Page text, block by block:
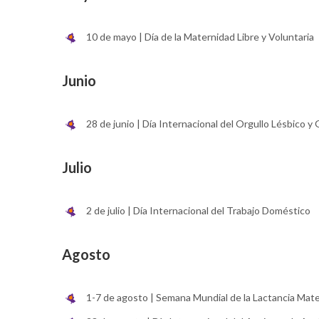
10 de mayo | Día de la Maternidad Libre y Voluntaria
Junio
28 de junio | Día Internacional del Orgullo Lésbico y
Julio
2 de julio | Día Internacional del Trabajo Doméstico
Agosto
1-7 de agosto | Semana Mundial de la Lactancia